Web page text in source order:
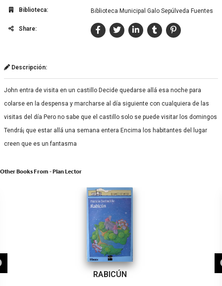
Biblioteca: Biblioteca Municipal Galo Sepúlveda Fuentes
Share:
Descripción:
John entra de visita en un castillo Decide quedarse allá­ esa noche para
colarse en la despensa y marcharse al día siguiente con cualquiera de las
visitas del día Pero no sabe que el castillo solo se puede visitar los domingos
Tendrá¡ que estar allá­ una semana entera Encima los habitantes del lugar
creen que es un fantasma
Other Books From - Plan Lector
RABICÚN